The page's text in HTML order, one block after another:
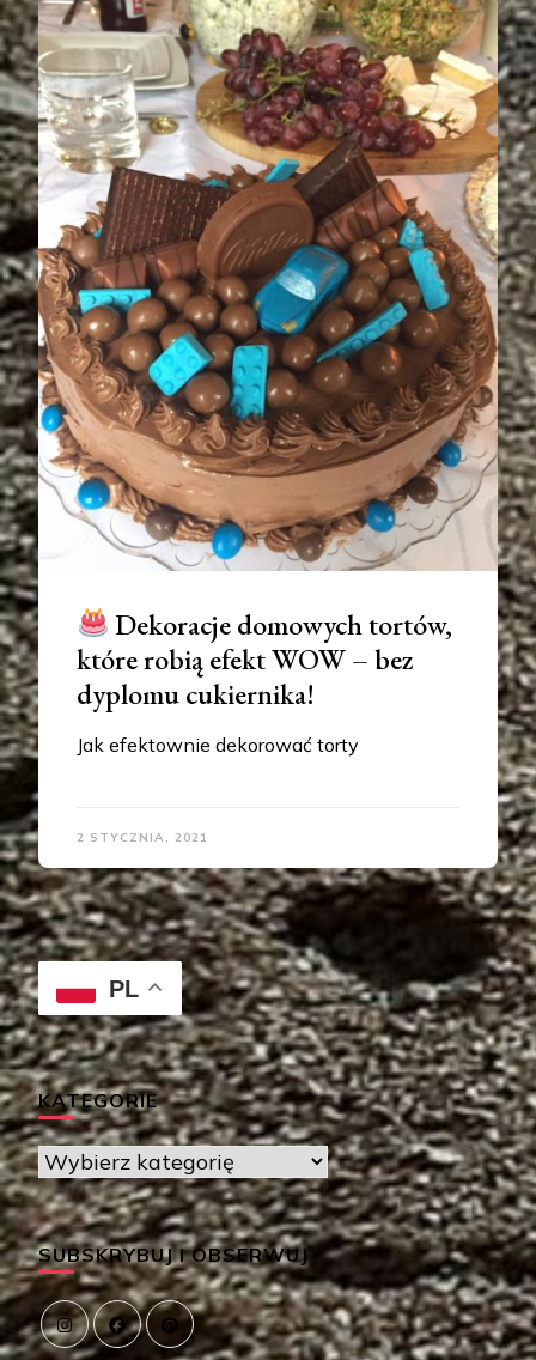
Dekoracje domowych tortów,
które robią efekt WOW – bez
dyplomu cukiernika!
Jak efektownie dekorować torty
2 STYCZNIA, 2021
PL
KATEGORIE
Kategorie
SUBSKRYBUJ I OBSERWUJ